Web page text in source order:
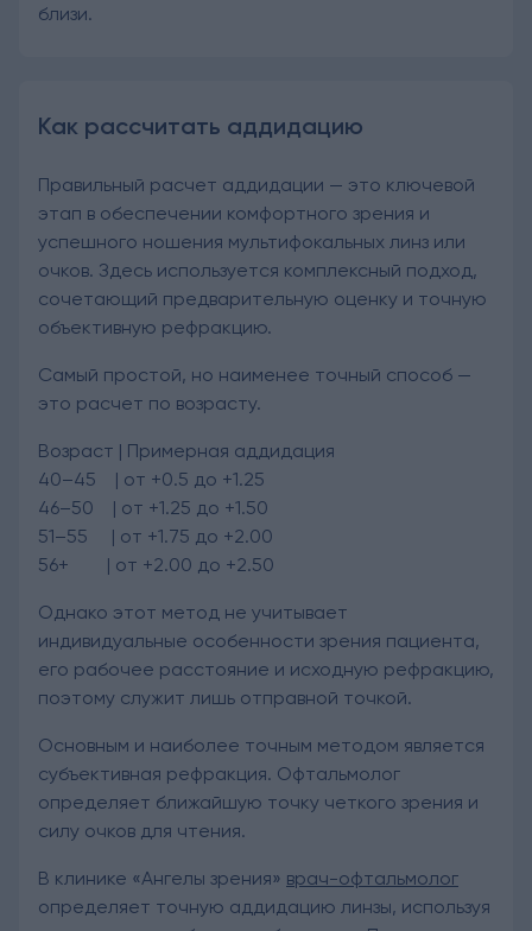
близи.
Как рассчитать аддидацию
Правильный расчет аддидации — это ключевой
этап в обеспечении комфортного зрения и
успешного ношения мультифокальных линз или
очков. Здесь используется комплексный подход,
сочетающий предварительную оценку и точную
объективную рефракцию.
Самый простой, но наименее точный способ —
это расчет по возрасту.
Возраст | Примерная аддидация
40–45 | от +0.5 до +1.25
46–50 | от +1.25 до +1.50
51–55 | от +1.75 до +2.00
56+ | от +2.00 до +2.50
Однако этот метод не учитывает
индивидуальные особенности зрения пациента,
его рабочее расстояние и исходную рефракцию,
поэтому служит лишь отправной точкой.
Основным и наиболее точным методом является
субъективная рефракция. Офтальмолог
определяет ближайшую точку четкого зрения и
силу очков для чтения.
В клинике «Ангелы зрения» врач-офтальмолог
определяет точную аддидацию линзы, используя